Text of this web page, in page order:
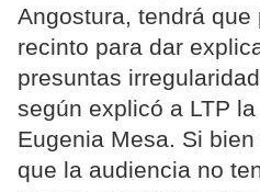
Angostura, tendrá que
recinto para dar
presuntas
según explicó a LTP
Eugenia Mesa. Si
que la audiencia no